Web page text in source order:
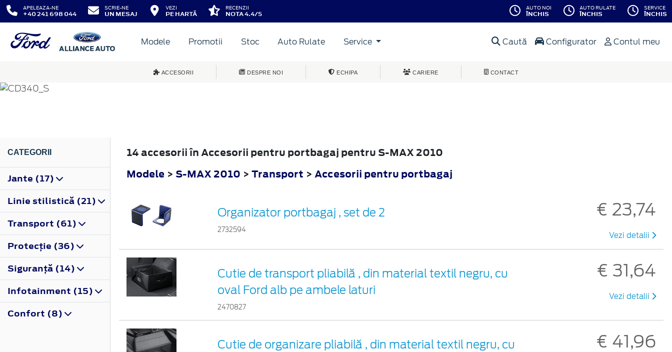
APELEAZA-NE
+40 241 698 044
SCRIE-NE
UN MESAJ
VEZI
PE HARTĂ
RECENZII
NOTA 4.4/5
AUTO NOI
ÎNCHIS
AUTO RULATE
ÎNCHIS
SERVICE
ÎNCHIS
Modele Promotii Stoc Auto Rulate Service Caută Configurator Contul meu
ACCESORII DESPRE NOI ECHIPA CARIERE CONTACT
CATEGORII
Jante (17)
Linie stilistică (21)
Transport (61)
Protecţie (36)
Siguranţă (14)
Infotainment (15)
Confort (8)
14 accesorii în Accesorii pentru portbagaj pentru S-MAX 2010
Modele > S-MAX 2010 > Transport > Accesorii pentru portbagaj
Organizator portbagaj , set de 2
2732594
€ 23,74
Vezi detalii
Cutie de transport pliabilă , din material textil negru, cu
oval Ford alb pe ambele laturi
2470827
€ 31,64
Vezi detalii
Cutie de organizare pliabilă , din material textil negru, cu
€ 41,96